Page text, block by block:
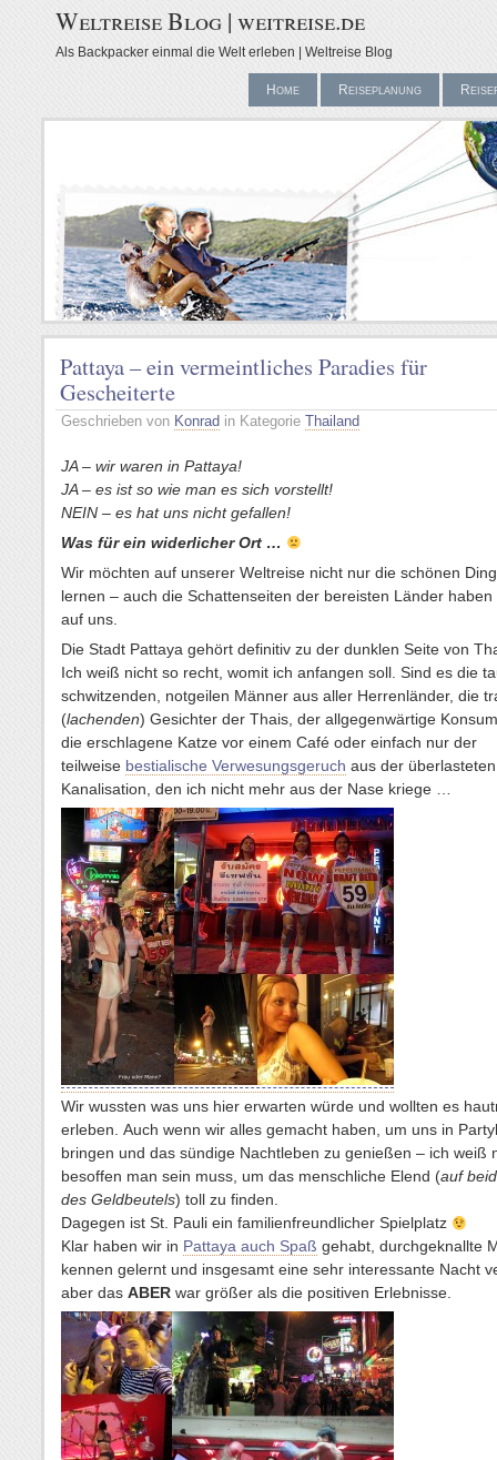
Weltreise Blog | weitreise.de
Als Backpacker einmal die Welt erleben | Weltreise Blog
Home Reiseplanung
Pattaya – ein vermeintliches Paradies für
Gescheiterte
Geschrieben von Konrad in Kategorie Thailand
JA – wir waren in Pattaya!
JA – es ist so wie man es sich vorstellt!
NEIN – es hat uns nicht gefallen!
Was für ein widerlicher Ort …
Wir möchten auf unserer Weltreise nicht nur die schönen
lernen – auch die Schattenseiten der bereisten Länder haben
auf uns.
Die Stadt Pattaya gehört definitiv zu der dunklen Seite von
Ich weiß nicht so recht, womit ich anfangen soll. Sind es die
schwitzenden, notgeilen Männer aus aller Herrenländer, die
(lachenden) Gesichter der Thais, der allgegenwärtige
die erschlagene Katze vor einem Café oder einfach nur der
teilweise bestialische Verwesungsgeruch aus der überlasteten
Kanalisation, den ich nicht mehr aus der Nase kriege …
Wir wussten was uns hier erwarten würde und wollten es
erleben. Auch wenn wir alles gemacht haben, um uns in
bringen und das sündige Nachtleben zu genießen – ich weiß
besoffen man sein muss, um das menschliche Elend (auf
des Geldbeutels) toll zu finden.
Dagegen ist St. Pauli ein familienfreundlicher Spielplatz
Klar haben wir in Pattaya auch Spaß gehabt, durchgeknallte
kennen gelernt und insgesamt eine sehr interessante Nacht
aber das ABER war größer als die positiven Erlebnisse.